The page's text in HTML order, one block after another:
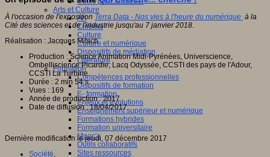
Arts et Culture
Art
Cinéma
Culture
Culture et numérique
Dispositifs de médiation
Littérature
Formation
Compétences professionnelles
Dispositifs de formation
E- formation
Enjeux et évolutions
Enseignement supérieur et numérique
Formations hybrides
Formation universitaire
Mooc’s
Outils collaboratifs
Sites ressources
À l'occasion de l'exposition Terra Data - Nos vies à l'heure du numérique à la
Cité des sciences et de l'industrie jusqu'au 7 janvier 2018.
Réalisation : Jacques Mitsch
Production : Science Animation Midi-Pyrénées, Universcience,
Ombelliscience Picardie, Lacq Odyssée, CCSTI des pays de l'Adour,
CCSTI La Turbine
Durée : 2 min 54 s
Vues : 169
Année de production : 2017
Date de diffusion : 18/04/2017
Dernière modification le jeudi, 07 décembre 2017
Société,